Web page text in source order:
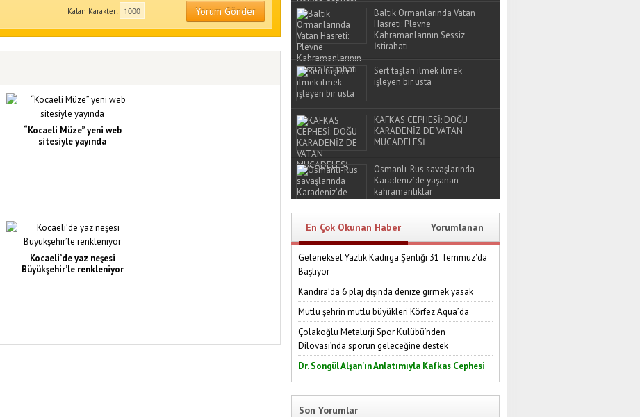
Yorum Gönder
Kalan Karakter:
“Kocaeli Müze” yeni web
sitesiyle yayında
Kocaeli’de yaz neşesi
Büyükşehir’le renkleniyor
Baltık Ormanlarında Vatan
Hasreti: Plevne
Kahramanlarının Sessiz
İstirahati
Sert taşları ilmek ilmek
işleyen bir usta
KAFKAS CEPHESİ: DOĞU
KARADENİZ'DE VATAN
MÜCADELESİ
Osmanlı-Rus savaşlarında
Karadeniz’de yaşanan
kahramanlıklar
En Çok Okunan Haber Yorumlanan
Geleneksel Yazlık Kadırga Şenliği 31 Temmuz'da
Başlıyor
Kandıra’da 6 plaj dışında denize girmek yasak
Mutlu şehrin mutlu büyükleri Körfez Aqua’da
Çolakoğlu Metalurji Spor Kulübü’nden
Dilovası’nda sporun geleceğine destek
Dr. Songül Alşan’ın Anlatımıyla Kafkas Cephesi
Son Yorumlar